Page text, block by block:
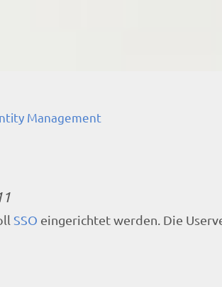
Management
SSO eingerichtet werden. Die